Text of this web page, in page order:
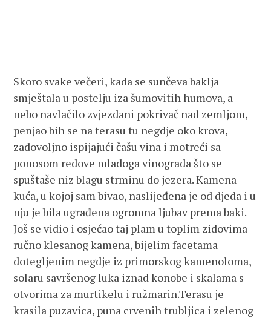
Skoro svake večeri, kada se sunčeva baklja
smještala u postelju iza šumovitih humova, a
nebo navlačilo zvjezdani pokrivač nad zemljom,
penjao bih se na terasu tu negdje oko krova,
zadovoljno ispijajući čašu vina i motreći sa
ponosom redove mladoga vinograda što se
spuštaše niz blagu strminu do jezera. Kamena
kuća, u kojoj sam bivao, naslijeđena je od djeda i u
nju je bila ugrađena ogromna ljubav prema baki.
Još se vidio i osjećao taj plam u toplim zidovima
ručno klesanog kamena, bijelim facetama
dotegljenim negdje iz primorskog kamenoloma,
solaru savršenog luka iznad konobe i skalama s
otvorima za murtikelu i ružmarin.Terasu je
krasila puzavica, puna crvenih trubljica i zelenog